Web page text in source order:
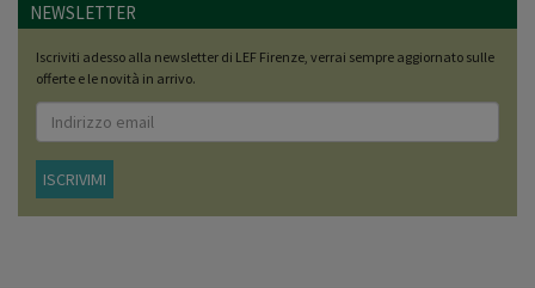
NEWSLETTER
Iscriviti adesso alla newsletter di LEF Firenze, verrai sempre aggiornato sulle
offerte e le novità in arrivo.
ISCRIVIMI